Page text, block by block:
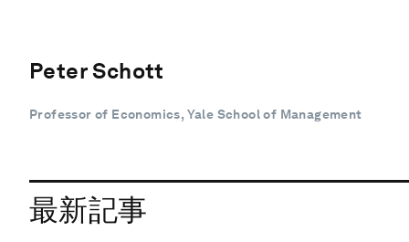
Peter Schott
Professor of Economics, Yale School of Management
最新記事